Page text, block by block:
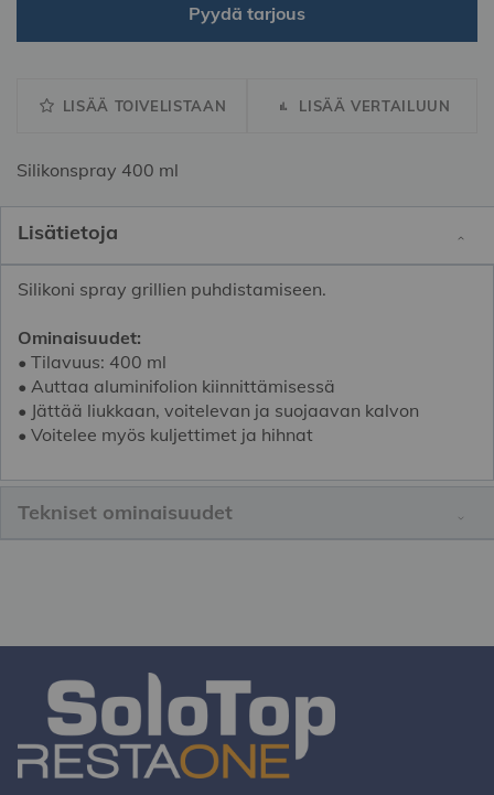
Pyydä tarjous
LISÄÄ TOIVELISTAAN LISÄÄ VERTAILUUN
Silikonspray 400 ml
Lisätietoja
Silikoni spray grillien puhdistamiseen.
Ominaisuudet:
• Tilavuus: 400 ml
• Auttaa aluminifolion kiinnittämisessä
• Jättää liukkaan, voitelevan ja suojaavan kalvon
• Voitelee myös kuljettimet ja hihnat
Tekniset ominaisuudet